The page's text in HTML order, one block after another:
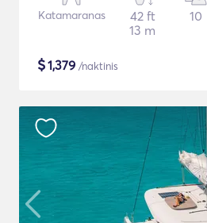
Katamaranas
42 ft
13 m
10
$1,379 /naktinis